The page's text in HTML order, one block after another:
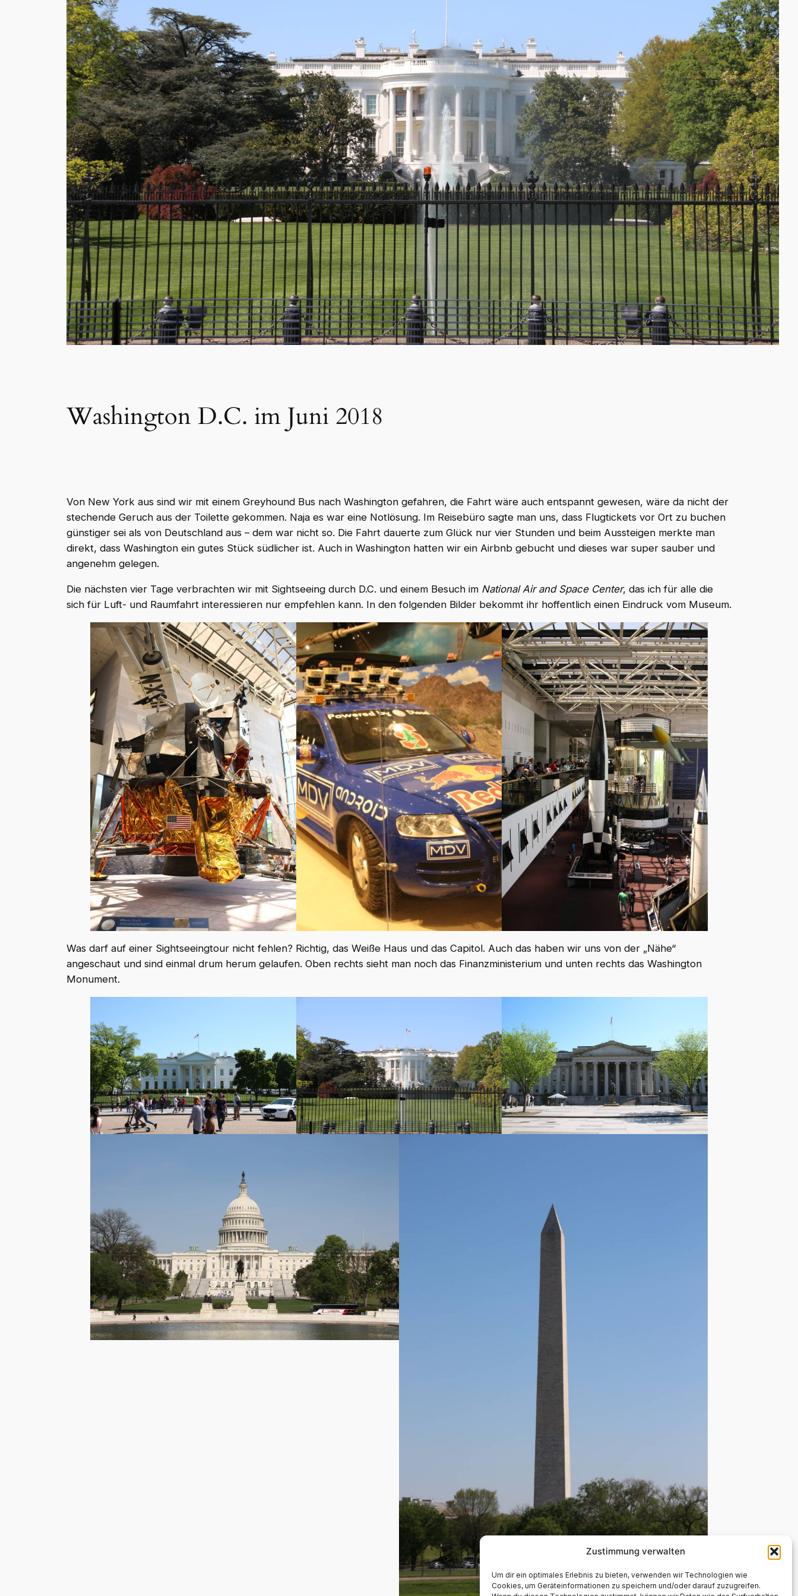
Zustimmung verwalten
Um dir ein optimales Erlebnis zu bieten, verwenden wir Technologien wie
Cookies, um Geräteinformationen zu speichern und/oder darauf zuzugreifen.
Washington D.C. im Juni 2018
Von New York aus sind wir mit einem Greyhound Bus nach Washington gefahren, die Fahrt wäre auch entspannt gewesen, wäre da nicht der
stechende Geruch aus der Toilette gekommen. Naja es war eine Notlösung. Im Reisebüro sagte man uns, dass Flugtickets vor Ort zu buchen
günstiger sei als von Deutschland aus – dem war nicht so. Die Fahrt dauerte zum Glück nur vier Stunden und beim Aussteigen merkte man
direkt, dass Washington ein gutes Stück südlicher ist. Auch in Washington hatten wir ein Airbnb gebucht und dieses war super sauber und
angenehm gelegen.
Die nächsten vier Tage verbrachten wir mit Sightseeing durch D.C. und einem Besuch im National Air and Space Center, das ich für alle die
sich für Luft- und Raumfahrt interessieren nur empfehlen kann. In den folgenden Bilder bekommt ihr hoffentlich einen Eindruck vom Museum.
Was darf auf einer Sightseeingtour nicht fehlen? Richtig, das Weiße Haus und das Capitol. Auch das haben wir uns von der „Nähe“
angeschaut und sind einmal drum herum gelaufen. Oben rechts sieht man noch das Finanzministerium und unten rechts das Washington
Monument.